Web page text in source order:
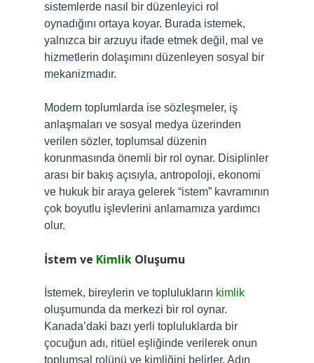
sistemlerde nasıl bir düzenleyici rol
oynadığını ortaya koyar. Burada istemek,
yalnızca bir arzuyu ifade etmek değil, mal ve
hizmetlerin dolaşımını düzenleyen sosyal bir
mekanizmadır.
Modern toplumlarda ise sözleşmeler, iş
anlaşmaları ve sosyal medya üzerinden
verilen sözler, toplumsal düzenin
korunmasında önemli bir rol oynar. Disiplinler
arası bir bakış açısıyla, antropoloji, ekonomi
ve hukuk bir araya gelerek “istem” kavramının
çok boyutlu işlevlerini anlamamıza yardımcı
olur.
İstem ve Kimlik Oluşumu
İstemek, bireylerin ve toplulukların kimlik
oluşumunda da merkezi bir rol oynar.
Kanada’daki bazı yerli topluluklarda bir
çocuğun adı, ritüel eşliğinde verilerek onun
toplumsal rolünü ve kimliğini belirler. Adın